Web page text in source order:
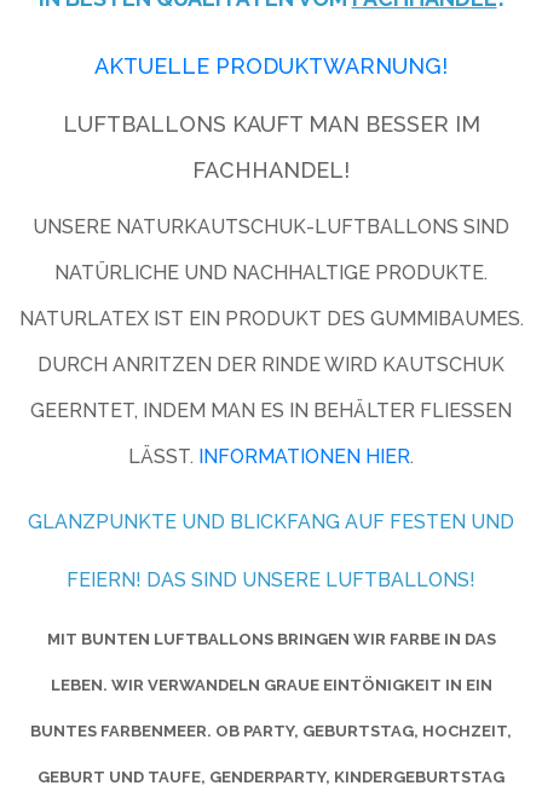
AKTUELLE PRODUKTWARNUNG!
LUFTBALLONS KAUFT MAN BESSER IM
FACHHANDEL!
UNSERE NATURKAUTSCHUK-LUFTBALLONS SIND
NATÜRLICHE UND NACHHALTIGE PRODUKTE.
NATURLATEX IST EIN PRODUKT DES GUMMIBAUMES.
DURCH ANRITZEN DER RINDE WIRD KAUTSCHUK
GEERNTET, INDEM MAN ES IN BEHÄLTER FLIESSEN L
ÄSST. INFORMATIONEN HIER.
GLANZPUNKTE UND BLICKFANG AUF FESTEN UND
FEIERN! DAS SIND UNSERE LUFTBALLONS!
MIT BUNTEN LUFTBALLONS BRINGEN WIR FARBE IN DAS
LEBEN. WIR VERWANDELN GRAUE EINTÖNIGKEIT IN EIN
BUNTES FARBENMEER. OB PARTY, GEBURTSTAG, HOCHZEIT,
GEBURT UND TAUFE, GENDERPARTY, KINDERGEBURTSTAG